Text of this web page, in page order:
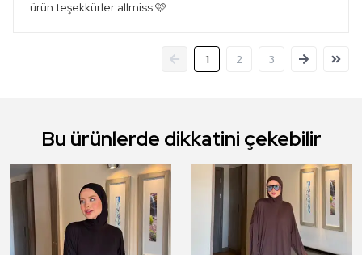
ürün teşekkürler allmiss 🩷
1 2 3
Bu ürünlerde dikkatini çekebilir